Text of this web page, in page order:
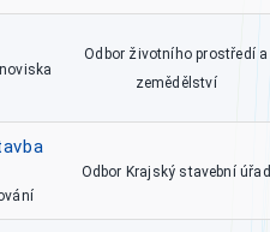
Odbor životního prostředí a
zemědělství
Odbor Krajský stavební úřad